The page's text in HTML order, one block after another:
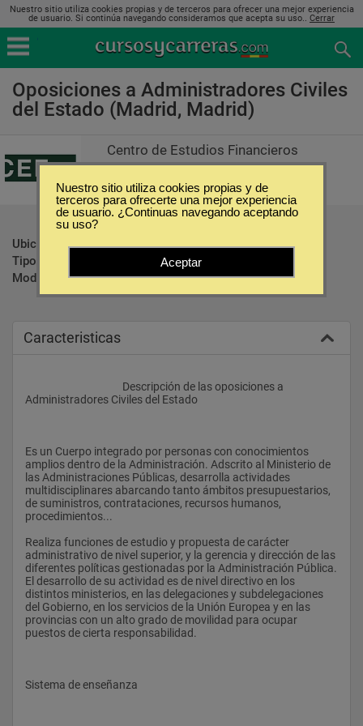
Nuestro sitio utiliza cookies propias y de terceros para ofrecer una mejor experiencia
de usuario. Si continúa navegando consideramos que acepta su uso.. Cerrar
Oposiciones a Administradores Civiles
del Estado (Madrid, Madrid)
Centro de Estudios Financieros
Ubicación:
Madrid - Madrid
Tipo:
Oposiciones
Modalidad:
Presencial
Caracteristicas
Administradores Civiles del Estado
Es un Cuerpo integrado por personas con conocimientos
amplios dentro de la Administración. Adscrito al Ministerio de
las Administraciones Públicas, desarrolla actividades
multidisciplinares abarcando tanto ámbitos presupuestarios,
de suministros, contrataciones, recursos humanos,
procedimientos...
Realiza funciones de estudio y propuesta de carácter
administrativo de nivel superior, y la gerencia y dirección de las
diferentes políticas gestionadas por la Administración Pública.
El desarrollo de su actividad es de nivel directivo en los
distintos ministerios, en las delegaciones y subdelegaciones
del Gobierno, en los servicios de la Unión Europea y en las
provincias con un alto grado de movilidad para ocupar
puestos de cierta responsabilidad.
Sistema de enseñanza
Nuestro sitio utiliza cookies propias y de
terceros para ofrecerte una mejor experiencia
de usuario. ¿Continuas navegando aceptando
su uso?
Aceptar